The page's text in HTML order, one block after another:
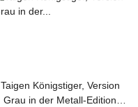
Taigen Königstiger, Version
Grau in der Metall-Edition